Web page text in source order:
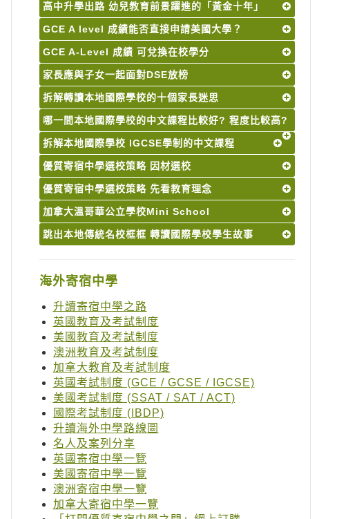
高中升學出路 幼兒教育前景躍進的「黃金十年」
GCE A level 成績能否直接申請美國大學？
GCE A-Level 成績 可兌換在校學分
家長應與子女一起面對DSE放榜
拆解轉讀本地國際學校的十個家長迷思
哪一間本地國際學校的中文課程比較好? 程度比較高?
拆解本地國際學校 IGCSE學制的中文課程
優質寄宿中學選校策略 因材選校
優質寄宿中學選校策略 先看教育理念
加拿大溫哥華公立學校Mini School
跳出本地傳統名校框框 轉讀國際學校學生故事
海外寄宿中學
升讀寄宿中學之路
英國教育及考試制度
美國教育及考試制度
澳洲教育及考試制度
加拿大教育及考試制度
英國考試制度 (GCE / GCSE / IGCSE)
美國考試制度 (SSAT / SAT / ACT)
國際考試制度 (IBDP)
升讀海外中學路線圖
名人及案列分享
英國寄宿中學一覽
美國寄宿中學一覽
澳洲寄宿中學一覽
加拿大寄宿中學一覽